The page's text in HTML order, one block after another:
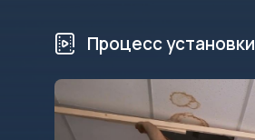
Процесс установки